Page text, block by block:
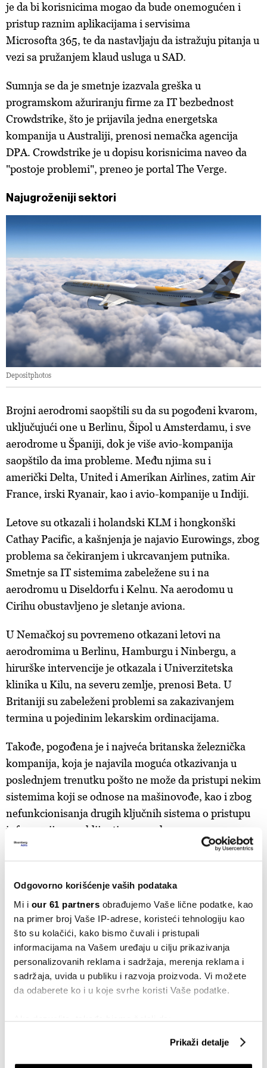
Odgovorno korišćenje vaših podataka
Mi i our 61 partners obrađujemo Vaše lične podatke, kao
na primer broj Vaše IP-adrese, koristeći tehnologiju kao
što su kolačići, kako bismo čuvali i pristupali
informacijama na Vašem uređaju u cilju prikazivanja
personalizovanih reklama i sadržaja, merenja reklama i
sadržaja, uvida u publiku i razvoja proizvoda. Vi možete
da odaberete ko i u koje svrhe koristi Vaše podatke.
Ako dozvolite, takođe bismo želeli da:
Identifikujte svoj uređaj tako što ćete ga aktivno
Prikaži detalje
jeda bi korisnicima mogao da bude onemogućen i
pristup raznim aplikacijama i servisima
Microsofta 365, te da nastavljaju da istražuju pitanja u
vezi sa pružanjem klaud usluga u SAD.
Sumnja se da je smetnje izazvala greška u
programskom ažuriranju firme za IT bezbednost
Crowdstrike, što je prijavila jedna energetska
kompanija u Australiji, prenosi nemačka agencija
DPA. Crowdstrike je u dopisu korisnicima naveo da
"postoje problemi", preneo je portal The Verge.
Najugroženiji sektori
Depositphotos
Brojni aerodromi saopštili su da su pogođeni kvarom,
uključujući one u Berlinu, Šipol u Amsterdamu, i sve
aerodrome u Španiji, dok je više avio-kompanija
saopštilo da ima probleme. Među njima su i
američki Delta, United i Amerikan Airlines, zatim Air
France, irski Ryanair, kao i avio-kompanije u Indiji.
Letove su otkazali i holandski KLM i hongkonški
Cathay Pacific, a kašnjenja je najavio Eurowings, zbog
problema sa čekiranjem i ukrcavanjem putnika.
Smetnje sa IT sistemima zabeležene su i na
aerodromu u Diseldorfu i Kelnu. Na aerodomu u
Cirihu obustavljeno je sletanje aviona.
U Nemačkoj su povremeno otkazani letovi na
aerodromima u Berlinu, Hamburgu i Ninbergu, a
hirurške intervencije je otkazala i Univerzitetska
klinika u Kilu, na severu zemlje, prenosi Beta. U
Britaniji su zabeleženi problemi sa zakazivanjem
termina u pojedinim lekarskim ordinacijama.
Takođe, pogođena je i najveća britanska železnička
kompanija, koja je najavila moguća otkazivanja u
poslednjem trenutku pošto ne može da pristupi nekim
sistemima koji se odnose na mašinovođe, kao i zbog
nefunkcionisanja drugih ključnih sistema o pristupu
informacijama o klijentima u realnom vremenu.
informacijama
Prijavite se
Emitovanje programa obustavio je britanski Sky
programu obavestile gledaoce da zbog IT problema
emitovanje možda neće teći po planu. Pogođene su i